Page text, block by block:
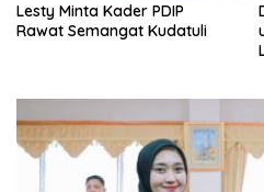
Lesty Minta Kader PDIP
Rawat Semangat Kudatuli